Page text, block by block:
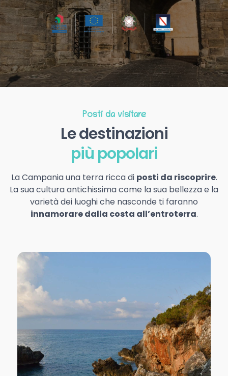
Posti da visitare
Le destinazioni
più popolari
La Campania una terra ricca di posti da riscoprire.
La sua cultura antichissima come la sua bellezza e la
varietà dei luoghi che nasconde ti faranno
innamorare dalla costa all’entroterra.